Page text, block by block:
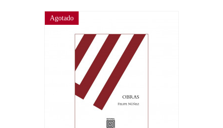
Agotado